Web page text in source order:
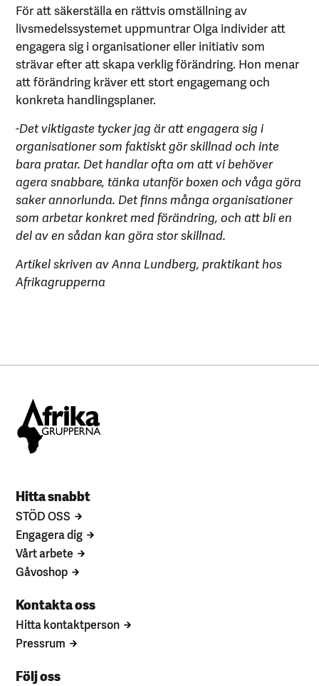
För att säkerställa en rättvis omställning av
livsmedelssystemet uppmuntrar Olga individer att
engagera sig i organisationer eller initiativ som
strävar efter att skapa verklig förändring. Hon menar
att förändring kräver ett stort engagemang och
konkreta handlingsplaner.
-Det viktigaste tycker jag är att engagera sig i
organisationer som faktiskt gör skillnad och inte
bara pratar. Det handlar ofta om att vi behöver
agera snabbare, tänka utanför boxen och våga göra
saker annorlunda. Det finns många organisationer
som arbetar konkret med förändring, och att bli en
del av en sådan kan göra stor skillnad.
Artikel skriven av Anna Lundberg, praktikant hos
Afrikagrupperna
Hitta snabbt
STÖD OSS
Engagera dig
Vårt arbete
Gåvoshop
Kontakta oss
Hitta kontaktperson
Pressrum
Följ oss